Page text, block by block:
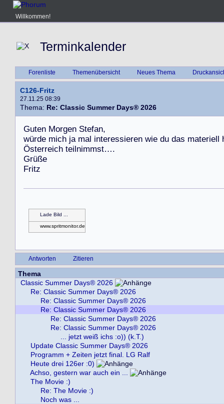
Willkommen!
Terminkalender
Forenliste Themenübersicht Neues Thema
C126-Fritz
27.11.25 08:39
Thema: Re: Classic Summer Days® 2026
Guten Morgen Stefan,
würde mich ja mal interessieren wie du das materiell
Österreich teilnimmst….
Grüße
Fritz
Lade Bild ...
www.spritmonitor.de
Antworten Zitieren
Thema
Classic Summer Days® 2026
Re: Classic Summer Days® 2026
Re: Classic Summer Days® 2026
Re: Classic Summer Days® 2026
Re: Classic Summer Days® 2026
Re: Classic Summer Days® 2026
... jetzt weiß ichs :o)) (k.T.)
Update Classic Summer Days® 2026
Programm + Zeiten jetzt final. LG Ralf
Heute drei 126er :0)
Achso, gestern war auch ein ...
The Movie :)
Re: The Movie :)
Noch was ...